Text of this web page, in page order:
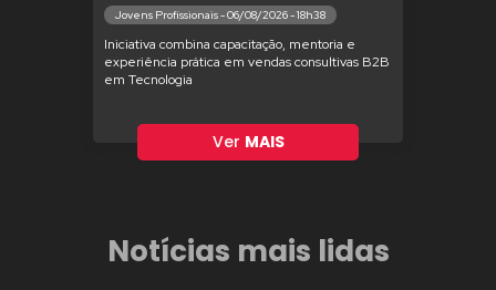
Jovens Profissionais - 06/08/2026 - 18h38
Iniciativa combina capacitação, mentoria e
experiência prática em vendas consultivas B2B
em Tecnologia
Ver MAIS
Notícias mais lidas